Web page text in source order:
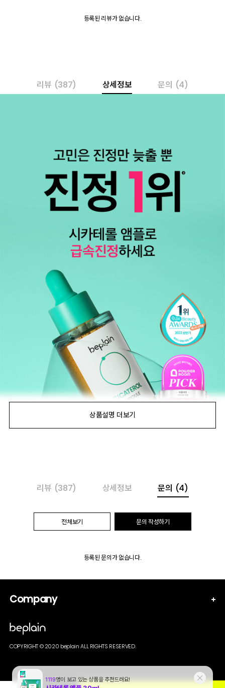
등록된 리뷰가 없습니다.
리뷰 (387) 상세정보 문의 (4)
리뷰 (387) 상세정보 문의 (4)
전체보기 문의 작성하기
등록된 문의가 없습니다.
Company
COPYRIGHT © 2020 beplain ALL RIGHTS RESERVED.